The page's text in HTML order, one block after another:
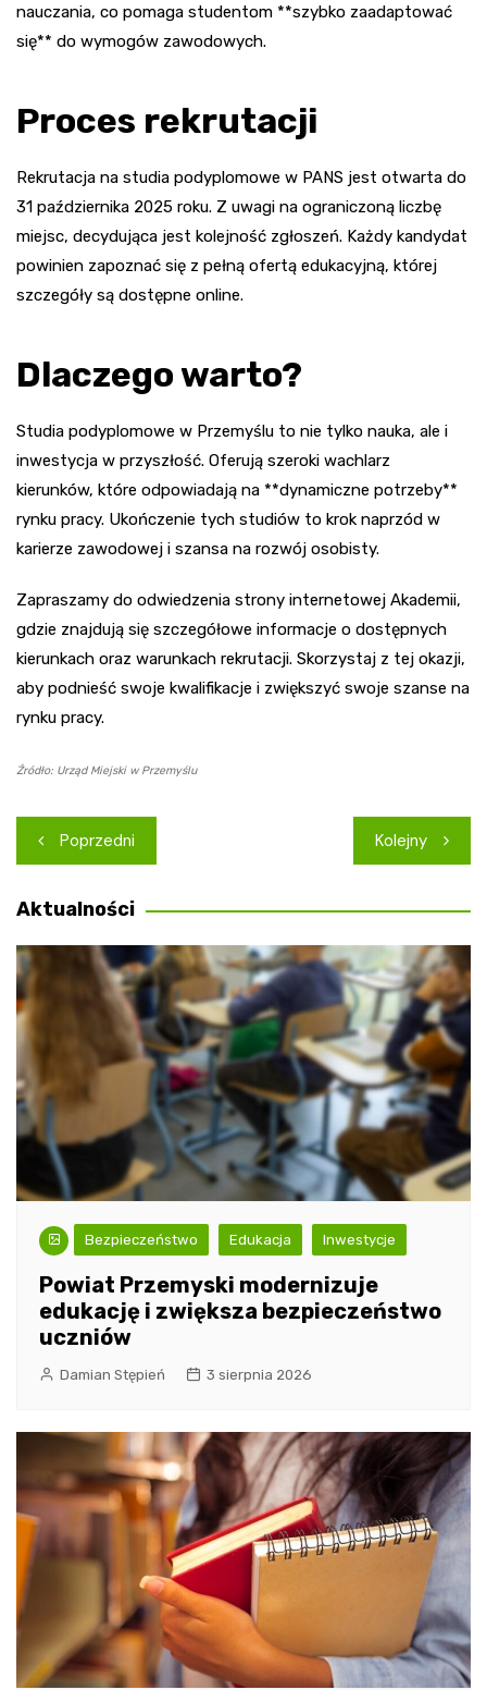
nauczania, co pomaga studentom **szybko zaadaptować
się** do wymogów zawodowych.
Proces rekrutacji
Rekrutacja na studia podyplomowe w PANS jest otwarta do
31 października 2025 roku. Z uwagi na ograniczoną liczbę
miejsc, decydująca jest kolejność zgłoszeń. Każdy kandydat
powinien zapoznać się z pełną ofertą edukacyjną, której
szczegóły są dostępne online.
Dlaczego warto?
Studia podyplomowe w Przemyślu to nie tylko nauka, ale i
inwestycja w przyszłość. Oferują szeroki wachlarz
kierunków, które odpowiadają na **dynamiczne potrzeby**
rynku pracy. Ukończenie tych studiów to krok naprzód w
karierze zawodowej i szansa na rozwój osobisty.
Zapraszamy do odwiedzenia strony internetowej Akademii,
gdzie znajdują się szczegółowe informacje o dostępnych
kierunkach oraz warunkach rekrutacji. Skorzystaj z tej okazji,
aby podnieść swoje kwalifikacje i zwiększyć swoje szanse na
rynku pracy.
Źródło: Urząd Miejski w Przemyślu
Nawigacja
wpisu
Poprzedni Kolejny
Aktualności
Bezpieczeństwo Edukacja Inwestycje
Powiat Przemyski modernizuje
edukację i zwiększa bezpieczeństwo
uczniów
Damian Stępień 3 sierpnia 2026